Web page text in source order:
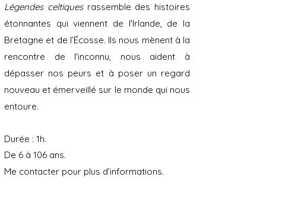
Légendes celtiquesrassemble des histoires
étonnantes qui viennent de l'Irlande, de la
Bretagne et de l’Écosse. Ils nous mènent à la
rencontre de l'inconnu, nous aident à
dépasser nos peurs et à poser un regard
nouveau et émerveillé sur le monde qui nous
entoure.
Durée : 1h.
De 6 à 106 ans.
Me contacter pour plus d’informations.